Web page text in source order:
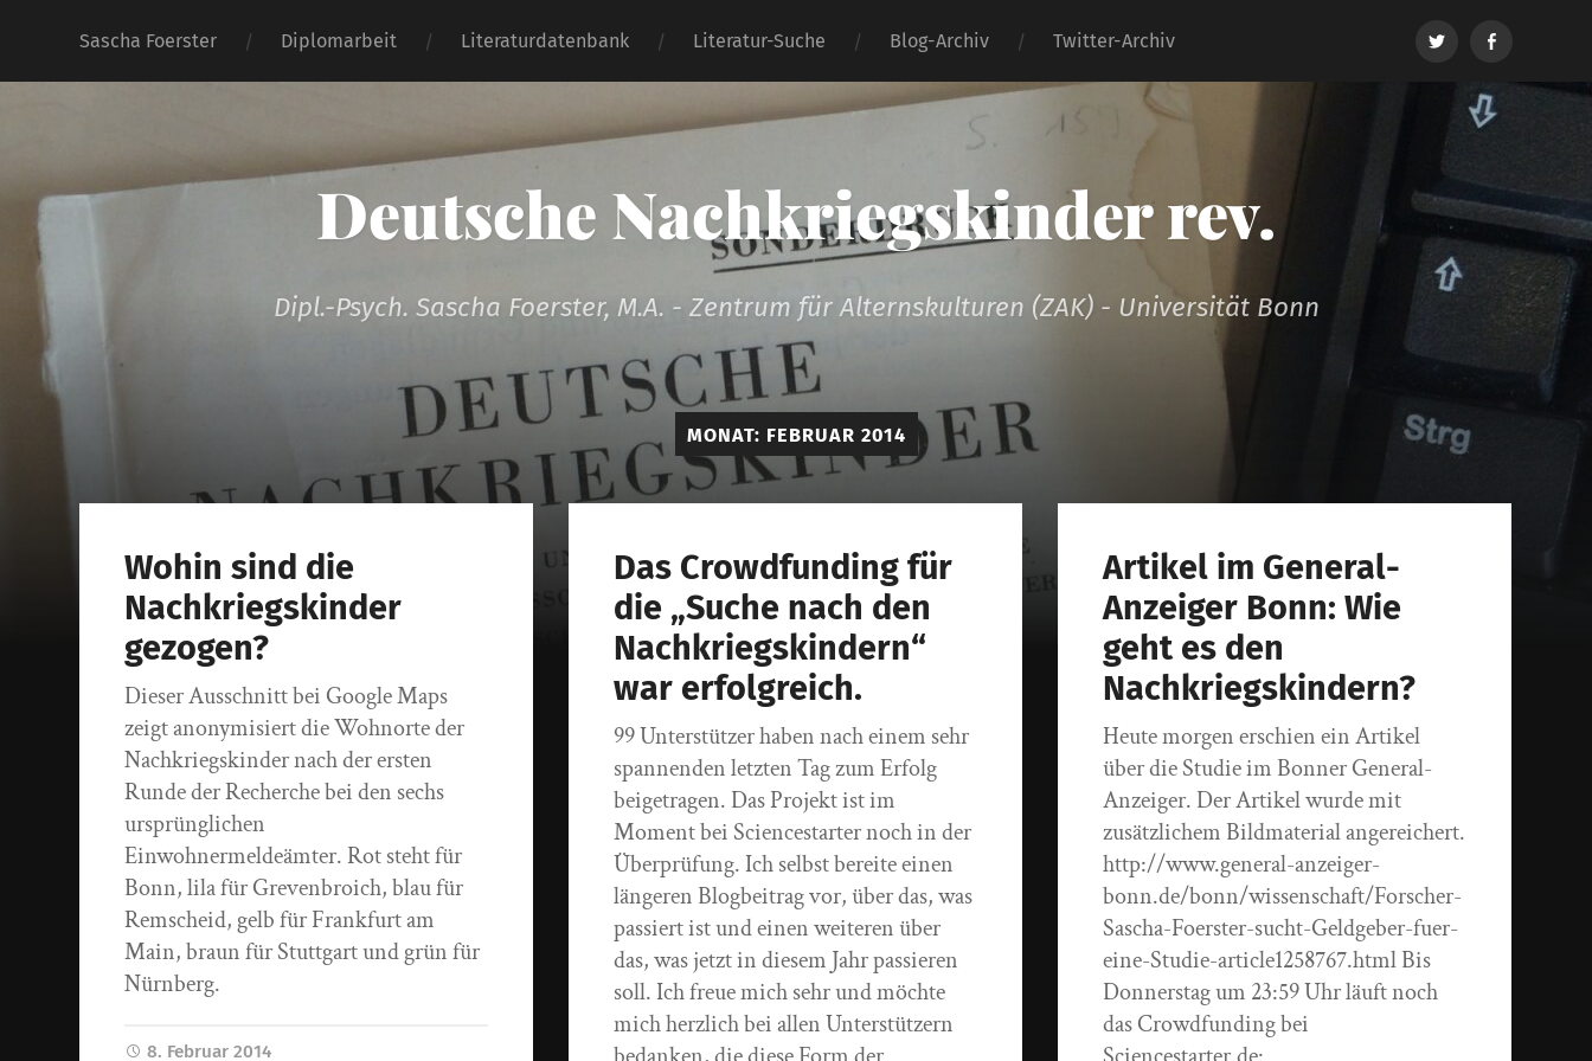
Sascha Foerster Diplomarbeit Literaturdatenbank Literatur-Suche Blog-Archiv Twitter-Archiv Twitter Facebook
Deutsche Nachkriegskinder rev.
Dipl.-Psych. Sascha Foerster, M.A. - Zentrum für Alternskulturen (ZAK) - Universität Bonn
MONAT: FEBRUAR 2014
Wohin sind die
Nachkriegskinder
gezogen?
Dieser Ausschnitt bei Google Maps
zeigt anonymisiert die Wohnorte der
Nachkriegskinder nach der ersten
Runde der Recherche bei den sechs
ursprünglichen
Einwohnermeldeämter. Rot steht für
Bonn, lila für Grevenbroich, blau für
Remscheid, gelb für Frankfurt am
Main, braun für Stuttgart und grün für
Nürnberg.
8. Februar 2014
Das Crowdfunding für
die „Suche nach den
Nachkriegskindern“
war erfolgreich.
99 Unterstützer haben nach einem sehr
spannenden letzten Tag zum Erfolg
beigetragen. Das Projekt ist im
Moment bei Sciencestarter noch in der
Überprüfung. Ich selbst bereite einen
längeren Blogbeitrag vor, über das, was
passiert ist und einen weiteren über
das, was jetzt in diesem Jahr passieren
soll. Ich freue mich sehr und möchte
mich herzlich bei allen Unterstützern
Artikel im General-
Anzeiger Bonn: Wie
geht es den
Nachkriegskindern?
Heute morgen erschien ein Artikel
über die Studie im Bonner General-
Anzeiger. Der Artikel wurde mit
zusätzlichem Bildmaterial angereichert.
http://www.general-anzeiger-
bonn.de/bonn/wissenschaft/Forscher-
Sascha-Foerster-sucht-Geldgeber-fuer-
eine-Studie-article1258767.html Bis
Donnerstag um 23:59 Uhr läuft noch
das Crowdfunding bei